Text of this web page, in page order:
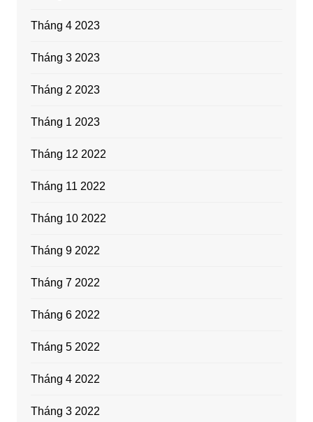
Tháng 4 2023
Tháng 3 2023
Tháng 2 2023
Tháng 1 2023
Tháng 12 2022
Tháng 11 2022
Tháng 10 2022
Tháng 9 2022
Tháng 7 2022
Tháng 6 2022
Tháng 5 2022
Tháng 4 2022
Tháng 3 2022